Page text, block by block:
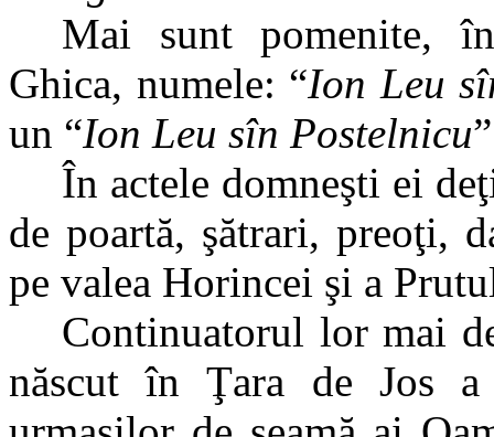
Mai sunt pomenite,
Ghica, numele: “Ion Leu
un “Ion Leu sîn Postelnicu
În actele domneşti ei
de poartă, şătrari, preoţi,
pe valea Horincei şi a
Continuatorul lor mai
născut în Ţara de Jos